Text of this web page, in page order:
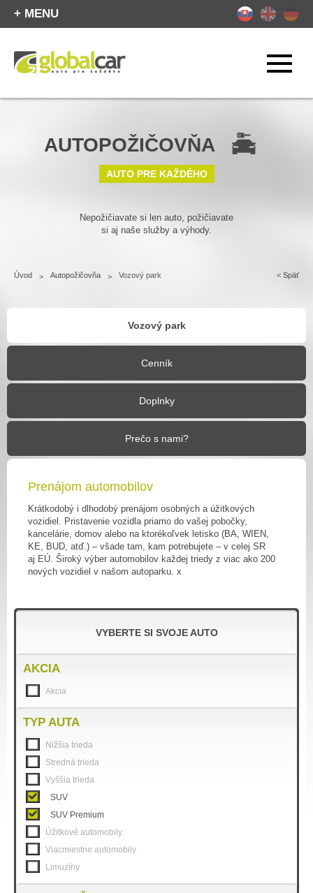
+ MENU
AUTOPOŽIČOVŇA
AUTO PRE KAŽDÉHO
Nepožičiavate si len auto, požičiavate
si aj naše služby a výhody.
Úvod > Autopožičovňa > Vozový park < Späť
Vozový park
Cenník
Doplnky
Prečo s nami?
Prenájom automobilov
Krátkodobý i dlhodobý prenájom osobných a úžitkových
vozidiel. Pristavenie vozidla priamo do vašej pobočky,
kancelárie, domov alebo na ktorékoľvek letisko (BA, WIEN,
KE, BUD, atď.) – všade tam, kam potrebujete – v celej SR
aj EÚ. Široký výber automobilov každej triedy z viac ako 200
nových vozidiel v našom autoparku. x
VYBERTE SI SVOJE AUTO
AKCIA
Akcia
TYP AUTA
Nižšia trieda
Stredná trieda
Vyššia trieda
SUV
SUV Premium
Úžitkové automobily
Viacmiestne automobily
Limuzíny